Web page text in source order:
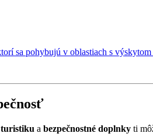
sa pohybujú v oblastiach s
a bezpečnostné doplnky ti